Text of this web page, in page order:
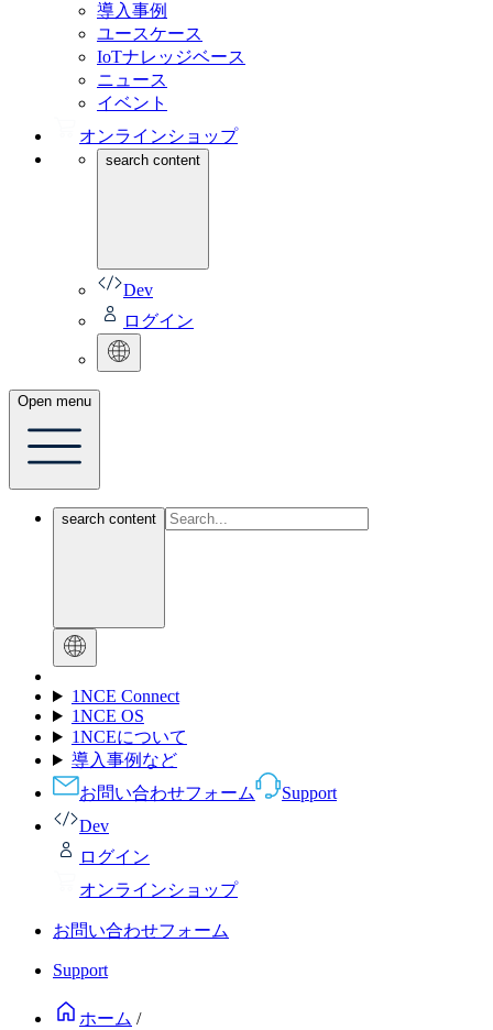
導入事例
ユースケース
IoTナレッジベース
ニュース
イベント
オンラインショップ
search content
Dev
ログイン
Open menu
search content
1NCE Connect
1NCE OS
1NCEについて
導入事例など
お問い合わせフォーム
Support
Dev
ログイン
オンラインショップ
お問い合わせフォーム
Support
ホーム /